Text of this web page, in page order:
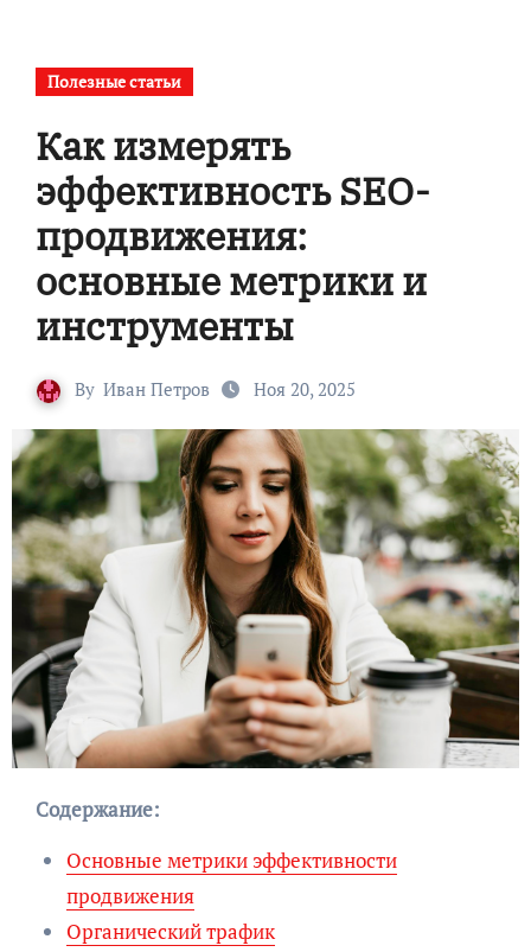
Полезные статьи
Как измерять
эффективность SEO-
продвижения:
основные метрики и
инструменты
By Иван Петров Ноя 20, 2025
Содержание:
Основные метрики эффективности
продвижения
Органический трафик